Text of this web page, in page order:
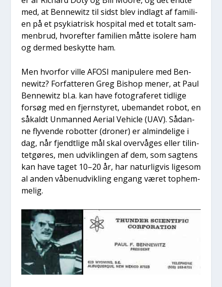
med, at Ben­newitz til sidst blev ind­lagt af fami­li­
en på et psy­ki­a­trisk hospi­tal med et totalt sam­
men­brud, hvor­ef­ter fami­li­en måt­te iso­le­re ham
og der­med beskyt­te ham.
Men hvor­for vil­le AFOSI mani­p­u­le­re med Ben­
newitz? For­fat­te­ren Greg Bis­hop mener, at Paul
Ben­newitz bl.a. kan have foto­gra­fe­ret tid­li­ge
for­søg med en fjernsty­ret, ube­man­det robot, en
såkaldt Unman­ned Aeri­al Vehi­c­le (UAV). Sådan­
ne fly­ven­de robot­ter (dro­ner) er almin­de­li­ge i
dag, når fjendt­li­ge mål skal over­vå­ges eller til­in­
tet­gø­res, men udvik­lin­gen af dem, som sag­tens
kan have taget 10–20 år, har natur­lig­vis lige­som
al anden våbe­n­ud­vik­ling engang været top­hem­
me­lig.